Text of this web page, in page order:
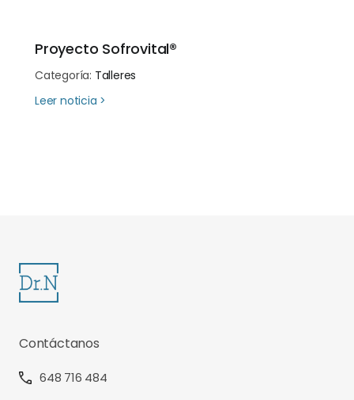
Proyecto Sofrovital®
Categoría: Talleres
Leer noticia >
Contáctanos
648 716 484